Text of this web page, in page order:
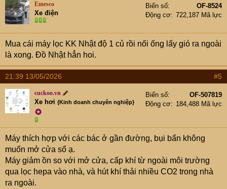
Emesco
Xe điện
Biển số
OF-8524
Động cơ
722,187 Mã lực
Mua cái máy lọc KK Nhật độ 1 củ rồi nối ống lấy gió ra ngoài
là xong. Đồ Nhật hẳn hoi.
21:39 13/05/2026 #5
cuckoo.vn
Xe hơi {Kinh doanh chuyên nghiệp}
✪
Biển số
OF-507819
Động cơ
184,488 Mã lực
Máy thích hợp với các bác ở gần đường, bụi bẩn không
muốn mở cửa sổ ạ.
Máy giảm ồn so với mở cửa, cấp khí từ ngoài môi trường
qua lọc hepa vào nhà, và hút khí thải nhiều CO2 trong nhà
ra ngoài.